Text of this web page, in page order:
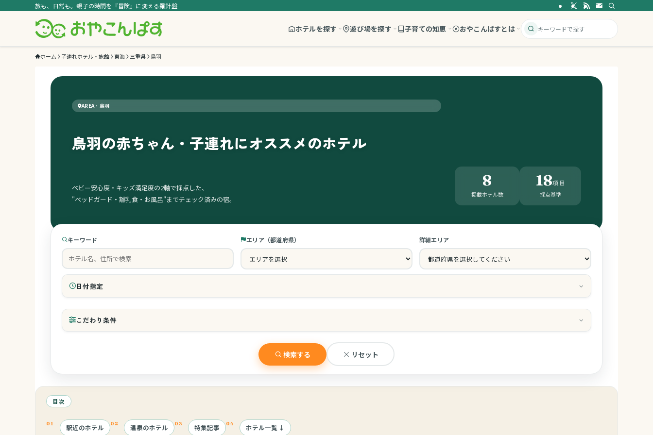
旅も、日常も。親子の時間を『冒険』に変える羅針盤
ホテルを探す 遊び場を探す 子育ての知恵 おやこんぱすとは
ホーム 子連れホテル・旅館 東海 三重県 鳥羽
AREA · 鳥羽
鳥羽の赤ちゃん・子連れにオススメのホテル
ベビー安心度・キッズ満足度の2軸で採点した、
"ベッドガード・離乳食・お風呂"までチェック済みの宿。
8
掲載ホテル数
18項目
採点基準
キーワード エリア（都道府県） 詳細エリア
日付指定
チェックイン チェックアウト ゲスト情報
こだわり条件
離乳食の提供
レストランへのベビーカー持込み 貸切風呂 赤ちゃん用備品
ベッドガード ベビーベッド
検索する リセット
目次
駅近のホテル 温泉のホテル 特集記事 ホテル一覧